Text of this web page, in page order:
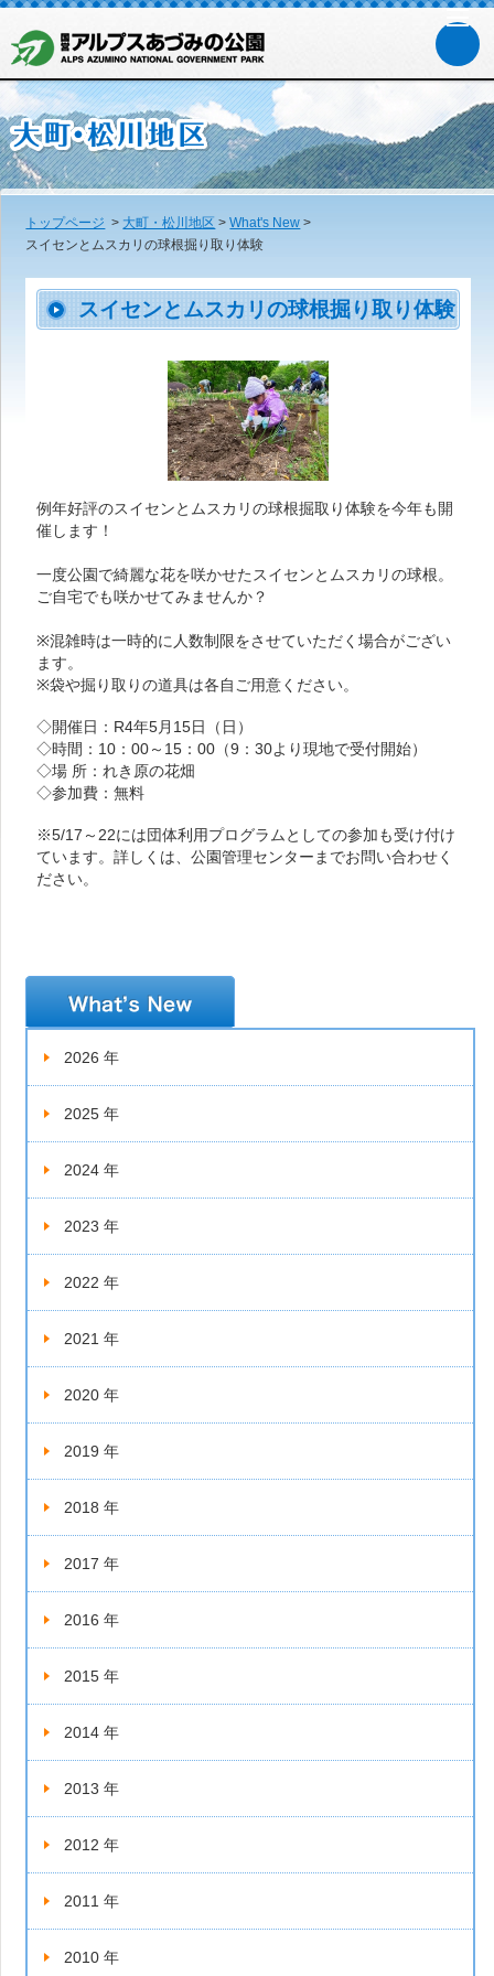
トップページ > 大町・松川地区 > What's New >
スイセンとムスカリの球根掘り取り体験
スイセンとムスカリの球根掘り取り体験
例年好評のスイセンとムスカリの球根掘取り体験を今年も開
催します！
一度公園で綺麗な花を咲かせたスイセンとムスカリの球根。
ご自宅でも咲かせてみませんか？
※混雑時は一時的に人数制限をさせていただく場合がござい
ます。
※袋や掘り取りの道具は各自ご用意ください。
◇開催日：R4年5月15日（日）
◇時間：10：00～15：00（9：30より現地で受付開始）
◇場 所：れき原の花畑
◇参加費：無料
※5/17～22には団体利用プログラムとしての参加も受け付け
ています。詳しくは、公園管理センターまでお問い合わせく
ださい。
2026 年
2025 年
2024 年
2023 年
2022 年
2021 年
2020 年
2019 年
2018 年
2017 年
2016 年
2015 年
2014 年
2013 年
2012 年
2011 年
2010 年